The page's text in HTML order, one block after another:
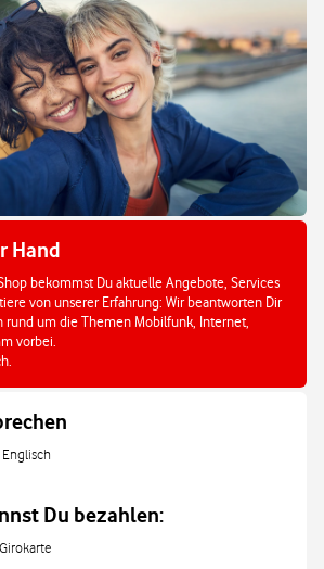
Hand
bekommst Du aktuelle Angebote, Services
von unserer Erfahrung: Wir beantworten Dir
rund um die Themen Mobilfunk, Internet,
vorbei.
Du bezahlen: